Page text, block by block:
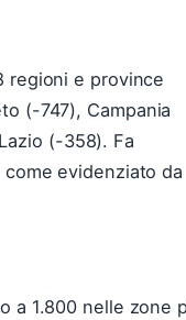
regioni e province
(-747), Campania
(-358). Fa
evidenziato da
a 1.800 nelle zone